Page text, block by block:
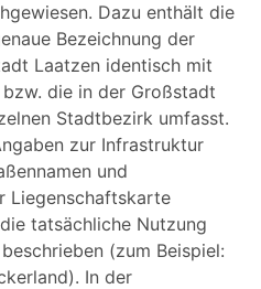
Dazu enthält die
Bezeichnung der
Laatzen identisch mit
die in der Großstadt
Stadtbezirk umfasst.
zur Infrastruktur
und
Liegenschaftskarte
tatsächliche Nutzung
(zum Beispiel:
In der